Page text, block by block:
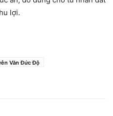
lợi.
Văn Đức Độ